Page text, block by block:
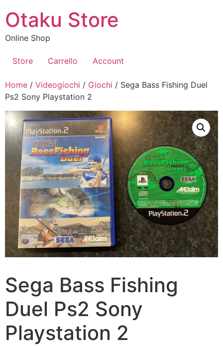
contenuto
Otaku Store
Online Shop
Store Carrello Account
Home / Videogiochi / Giochi / Sega Bass Fishing Duel
Ps2 Sony Playstation 2
Sega Bass Fishing
Duel Ps2 Sony
Playstation 2